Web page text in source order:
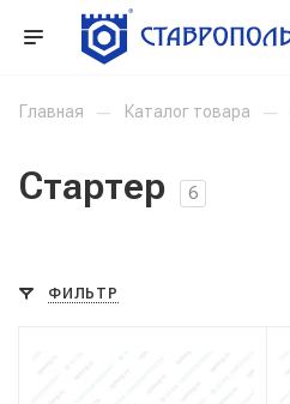
Главная — Каталог товара —
Стартер 6
ФИЛЬТР